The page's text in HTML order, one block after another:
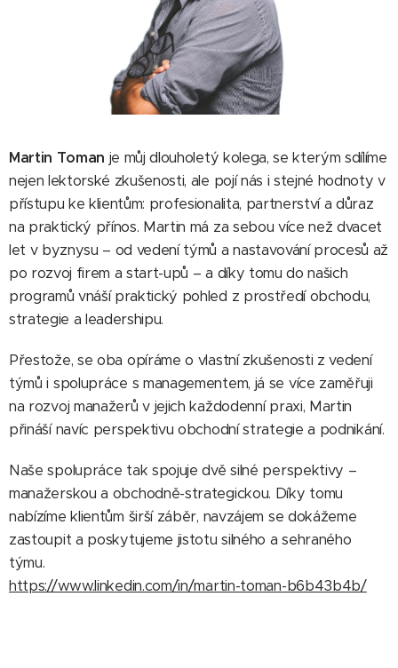
Martin Toman je můj dlouholetý kolega, se kterým sdílíme
nejen lektorské zkušenosti, ale pojí nás i stejné hodnoty v
přístupu ke klientům: profesionalita, partnerství a důraz
na praktický přínos. Martin má za sebou více než dvacet
let v byznysu – od vedení týmů a nastavování procesů až
po rozvoj firem a start-upů – a díky tomu do našich
programů vnáší praktický pohled z prostředí obchodu,
strategie a leadershipu.
Přestože, se oba opíráme o vlastní zkušenosti z vedení
týmů i spolupráce s managementem, já se více zaměřuji
na rozvoj manažerů v jejich každodenní praxi, Martin
přináší navíc perspektivu obchodní strategie a podnikání.
Naše spolupráce tak spojuje dvě silné perspektivy –
manažerskou a obchodně-strategickou. Díky tomu
nabízíme klientům širší záběr, navzájem se dokážeme
zastoupit a poskytujeme jistotu silného a sehraného
týmu.
https://www.linkedin.com/in/martin-toman-b6b43b4b/